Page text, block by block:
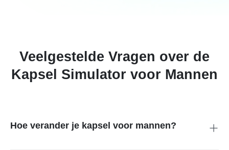
Veelgestelde Vragen over de
Kapsel Simulator voor Mannen
Hoe verander je kapsel voor mannen?